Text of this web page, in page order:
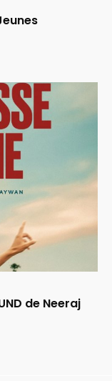
de Neeraj